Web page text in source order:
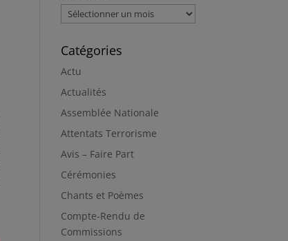
Archives
Catégories
Actu
Actualités
Assemblée Nationale
Attentats Terrorisme
Avis – Faire Part
Cérémonies
Chants et Poèmes
Compte-Rendu de
Commissions